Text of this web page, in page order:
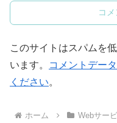
コ
このサイトはスパムを
います。
コメントデー
ください。
ホーム Webサー